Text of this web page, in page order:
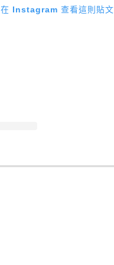
在 Instagram 查看這則貼文